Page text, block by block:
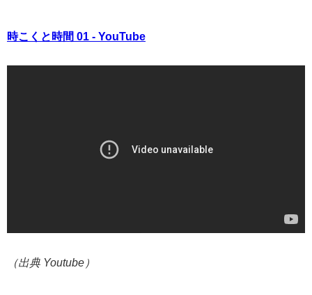
時こくと時間 01 - YouTube
（出典 Youtube）